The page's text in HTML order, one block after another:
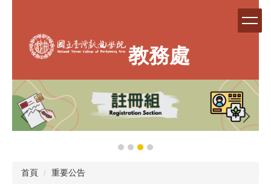
教務處
首頁 重要公告